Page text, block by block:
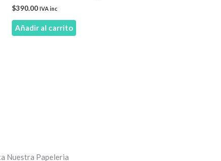
$390.00 IVA inc
Añadir al carrito
Nuestra Papeleria